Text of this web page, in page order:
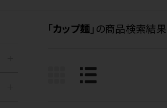
「カップ麺 」の商品検索結果